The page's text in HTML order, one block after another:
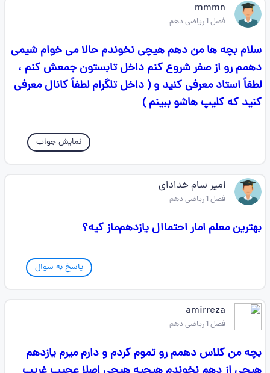
mmmn
فصل 1 ریاضی دهم
سلام بچه ها من دهم هیچی نخوندم حالا می خوام شیمی
دهمم رو از صفر شروع کنم داخل تابستون جمعش کنم ،
لطفاً استاد معرفی کنید و ( داخل تلگرام لطفاً کانال معرفی
کنید که کلیپ هاشو ببینم )
نمایش جواب
امیر سام خدادای
فصل 1 ریاضی دهم
بهترین معلم امار احتماال یازدهم‌ماز کیه؟
پاسخ به سوال
amirreza
فصل 1 ریاضی دهم
بچه من کلاس دهمم رو تموم کردم و دارم میرم یازدهم